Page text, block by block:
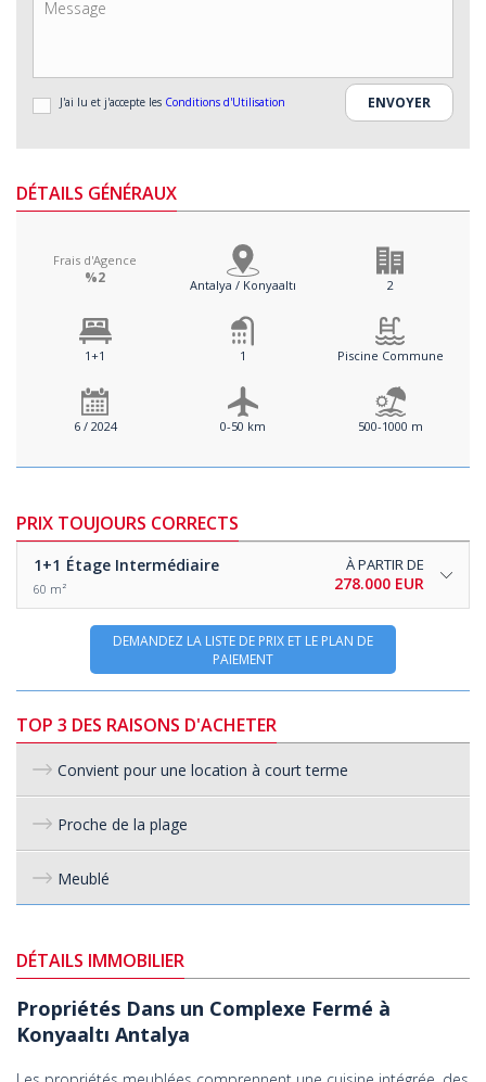
J'ai lu et j'accepte les Conditions d'Utilisation
DÉTAILS GÉNÉRAUX
Frais d'Agence
%2 Antalya / Konyaaltı 2
1+1 1 Piscine Commune
6 / 2024 0-50 km 500-1000 m
PRIX TOUJOURS CORRECTS
1+1 Étage Intermédiaire
60 m²
À PARTIR DE
278.000 EUR
DEMANDEZ LA LISTE DE PRIX ET LE PLAN DE
PAIEMENT
TOP 3 DES RAISONS D'ACHETER
Convient pour une location à court terme
Proche de la plage
Meublé
DÉTAILS IMMOBILIER
Propriétés Dans un Complexe Fermé à
Konyaaltı Antalya